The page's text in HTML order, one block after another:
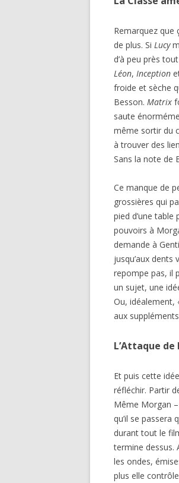
Remarquez que
de plus. Si Lucy
d’à peu près
Léon, Inception
froide et sèche
Besson. Matrix
saute
même sortir du
à trouver des
Sans la note de
Ce manque de
grossières qui
pied d’une
pouvoirs à
demande à
jusqu’aux
repompe pas, il
un sujet, une
Ou, idéalement,
aux
L’Attaque
Et puis cette
réfléchir. Partir
Même Morgan
qu’il se passera
durant tout le
termine dessus.
les ondes,
plus elle